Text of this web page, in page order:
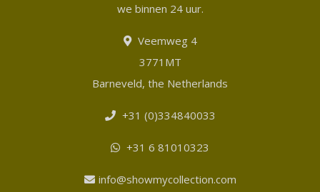
we binnen 24 uur.
Veemweg 4
3771MT
Barneveld, the Netherlands
+31 (0)334840033
+31 6 81010323
info@showmycollection.com